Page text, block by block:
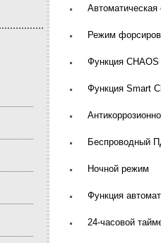
Автоматическая
Режим
Функция CHAOS
Функция Smart
Беспроводный
Ночной режим
Функция
24-часовой